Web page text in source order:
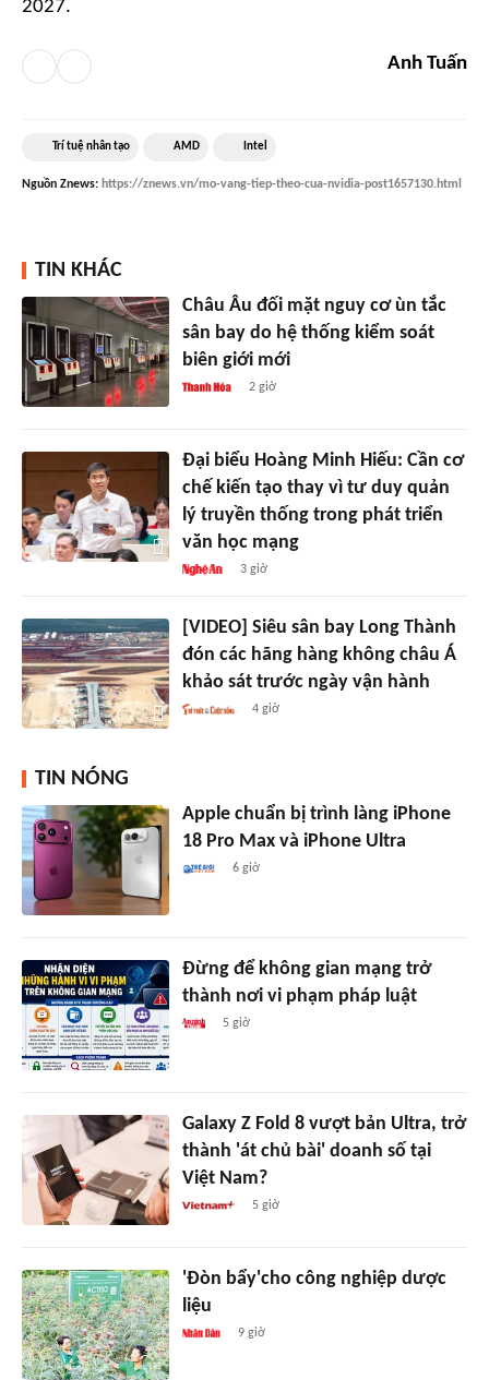
2027.
Anh Tuấn
Trí tuệ nhân tạo AMD Intel
Nguồn Znews: https://znews.vn/mo-vang-tiep-theo-cua-nvidia-post1657130.html
TIN KHÁC
Châu Âu đối mặt nguy cơ ùn tắc
sân bay do hệ thống kiểm soát
biên giới mới
2 giờ
Đại biểu Hoàng Minh Hiếu: Cần cơ
chế kiến tạo thay vì tư duy quản
lý truyền thống trong phát triển
văn học mạng
3 giờ
[VIDEO] Siêu sân bay Long Thành
đón các hãng hàng không châu Á
khảo sát trước ngày vận hành
4 giờ
TIN NÓNG
Apple chuẩn bị trình làng iPhone
18 Pro Max và iPhone Ultra
6 giờ
Đừng để không gian mạng trở
thành nơi vi phạm pháp luật
5 giờ
Galaxy Z Fold 8 vượt bản Ultra, trở
thành 'át chủ bài' doanh số tại
Việt Nam?
5 giờ
'Đòn bẩy'cho công nghiệp dược
liệu
9 giờ